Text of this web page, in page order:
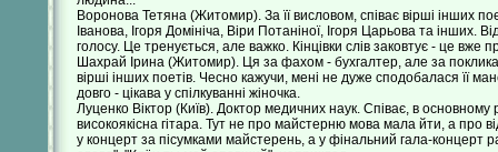
Воронова Тетяна (Житомир). За її висловом, співає вірші інших
Іванова, Ігоря Домініча, Віри Потаніної, Ігоря Царьова та інших.
голосу. Це тренується, але важко. Кінцівки слів заковтує - це вже
Шахрай Ірина (Житомир). Ця за фахом - бухгалтер, але за
вірші інших поетів. Чесно кажучи, мені не дуже сподобалася її
довго - цікава у спілкуванні жіночка.
Луценко Віктор (Київ). Доктор медичних наук. Співає, в
високоякісна гітара. Тут не про майстерню мова мала йти, а про
у концерт за пісумками майстерень, а у фінальний гала-